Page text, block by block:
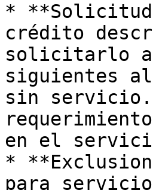
*
crédito
solicitarlo a
siguientes al
sin servicio.
en el
*
para